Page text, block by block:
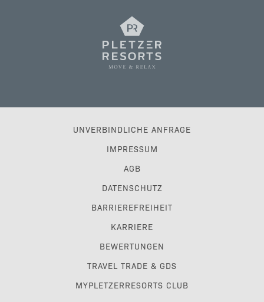
UNVERBINDLICHE ANFRAGE
IMPRESSUM
AGB
DATENSCHUTZ
BARRIEREFREIHEIT
KARRIERE
BEWERTUNGEN
TRAVEL TRADE & GDS
MYPLETZERRESORTS CLUB